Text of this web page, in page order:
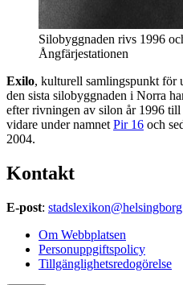
Silobyggnaden rivs 1996
Ångfärjestationen
Exilo, kulturell samlingspunkt för
den sista silobyggnaden i Norra
efter rivningen av silon år 1996 till
vidare under namnet Pir 16 och
2004.
Kontakt
E-post:
Om Webbplatsen
Personuppgiftspolicy
Tillgänglighetsredogörelse